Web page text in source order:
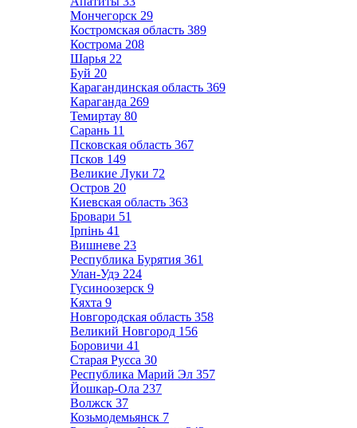
Мончегорск 29
Костромская область 389
Кострома 208
Шарья 22
Буй 20
Карагандинская область 369
Караганда 269
Темиртау 80
Сарань 11
Псковская область 367
Псков 149
Великие Луки 72
Остров 20
Киевская область 363
Бровари 51
Ірпінь 41
Вишневе 23
Республика Бурятия 361
Улан-Удэ 224
Гусиноозерск 9
Кяхта 9
Новгородская область 358
Великий Новгород 156
Боровичи 41
Старая Русса 30
Республика Марий Эл 357
Йошкар-Ола 237
Волжск 37
Козьмодемьянск 7